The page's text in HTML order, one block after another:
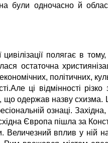
були одночасно й
полягає в
остаточна
політичних,
ці відмінності
що одержав назву
ознаці.
Європа пішла за
Величезний вплив у ній